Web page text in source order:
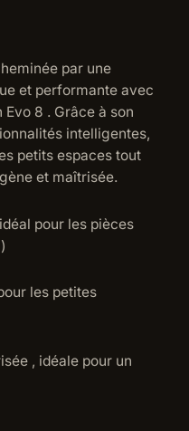
par une
et performante avec
8 . Grâce à son
intelligentes,
petits espaces tout
et maîtrisée.
pour les pièces
les petites
, idéale pour un